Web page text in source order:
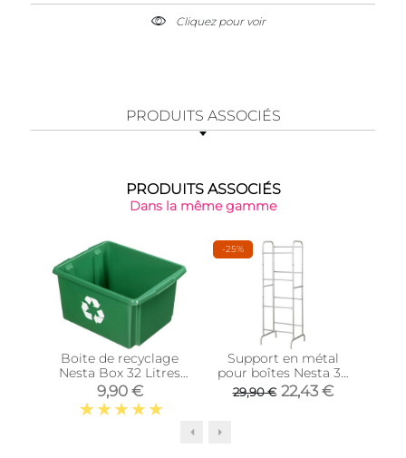
Cliquez pour voir
PRODUITS ASSOCIÉS
PRODUITS ASSOCIÉS
Dans la même gamme
Boite de recyclage
Nesta Box 32 Litres
(Vert)
9,90 €
-25%
Support en métal
pour boîtes Nesta 32
litres ou 45 litres
29,90 € 22,43 €